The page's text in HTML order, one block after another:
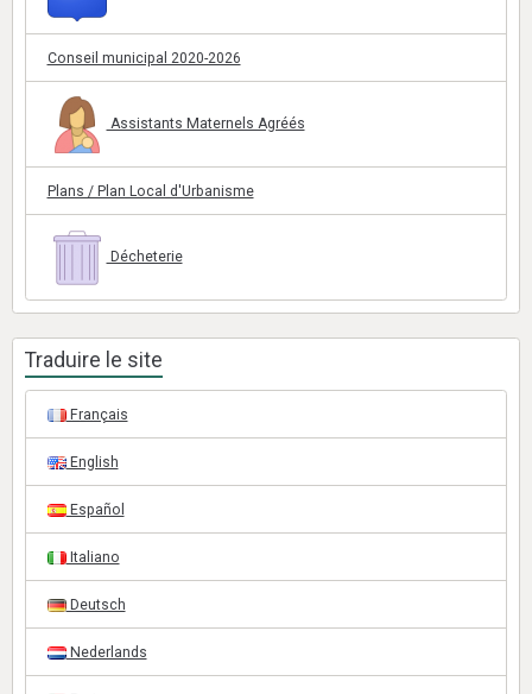
Conseil municipal 2020-2026
Assistants Maternels Agréés
Plans / Plan Local d'Urbanisme
Décheterie
Traduire le site
Français
English
Español
Italiano
Deutsch
Nederlands